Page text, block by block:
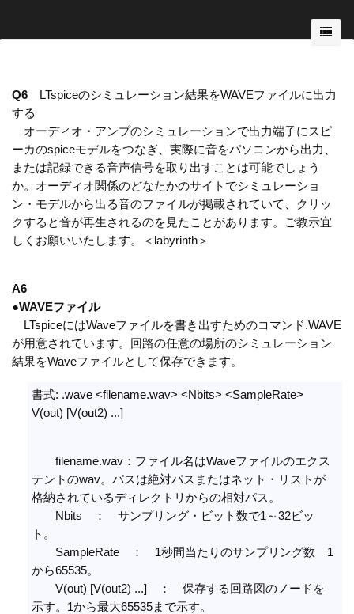
Q6 LTspiceのシミュレーション結果をWAVEファイルに出力
する
オーディオ・アンプのシミュレーションで出力端子にスピ
ーカのspiceモデルをつなぎ、実際に音をパソコンから出力、
または記録できる音声信号を取り出すことは可能でしょう
か。オーディオ関係のどなたかのサイトでシミュレーショ
ン・モデルから出る音のファイルが掲載されていて、クリッ
クすると音が再生されるのを見たことがあります。ご教示宜
しくお願いいたします。＜labyrinth＞
A6
●WAVEファイル
LTspiceにはWaveファイルを書き出すためのコマンド.WAVE
が用意されています。回路の任意の場所のシミュレーション
結果をWaveファイルとして保存できます。
書式: .wave <filename.wav> <Nbits> <SampleRate>
V(out) [V(out2) ...]
filename.wav：ファイル名はWaveファイルのエクス
テントのwav。パスは絶対パスまたはネット・リストが
格納されているディレクトリからの相対パス。
Nbits ： サンプリング・ビット数で1～32ビッ
ト。
SampleRate ： 1秒間当たりのサンプリング数 1
から65535。
V(out) [V(out2) ...] ： 保存する回路図のノードを
示す。1から最大65535まで示す。